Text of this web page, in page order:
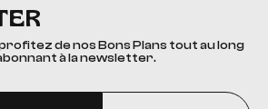
de nos Bons Plans tout au long
à la newsletter.